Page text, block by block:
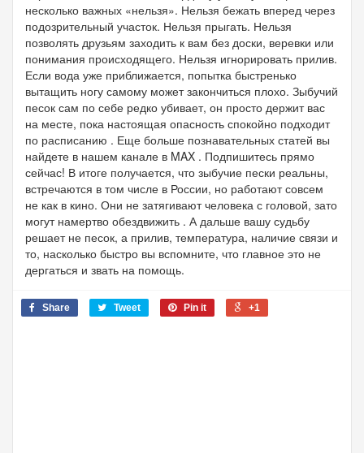
несколько важных «нельзя». Нельзя бежать вперед через
подозрительный участок. Нельзя прыгать. Нельзя
позволять друзьям заходить к вам без доски, веревки или
понимания происходящего. Нельзя игнорировать прилив.
Если вода уже приближается, попытка быстренько
вытащить ногу самому может закончиться плохо. Зыбучий
песок сам по себе редко убивает, он просто держит вас
на месте, пока настоящая опасность спокойно подходит
по расписанию . Еще больше познавательных статей вы
найдете в нашем канале в MAX . Подпишитесь прямо
сейчас! В итоге получается, что зыбучие пески реальны,
встречаются в том числе в России, но работают совсем
не как в кино. Они не затягивают человека с головой, зато
могут намертво обездвижить . А дальше вашу судьбу
решает не песок, а прилив, температура, наличие связи и
то, насколько быстро вы вспомните, что главное это не
дергаться и звать на помощь.
Share Tweet Pin it +1